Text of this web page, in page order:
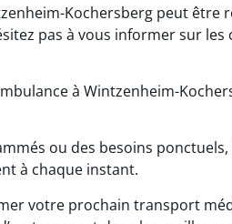
Kochersberg peut être
pas à vous informer sur
à Wintzenheim-
ou des besoins
à chaque instant.
votre prochain transport